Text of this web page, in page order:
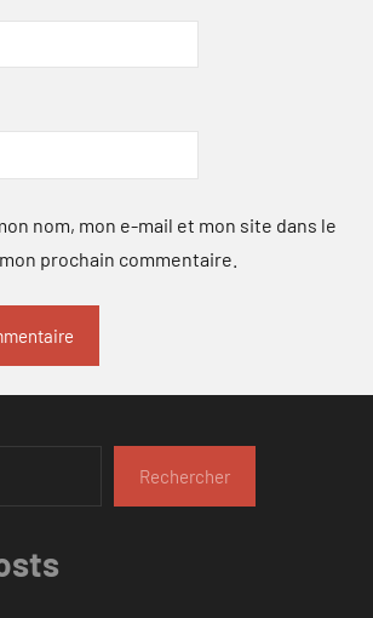
nom, mon e-mail et mon site dans le
prochain commentaire.
Rechercher